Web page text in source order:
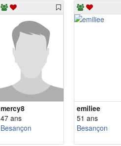
mercy8
47 ans
Besançon
emiliee
51 ans
Besançon